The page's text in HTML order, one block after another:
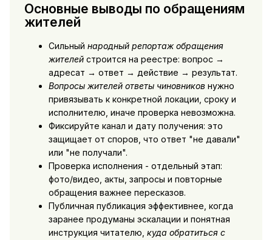
Основные выводы по обращениям
жителей
Сильный народный репортаж обращения
жителейстроится на реестре: вопрос →
адресат → ответ → действие → результат.
Вопросы жителей ответы чиновниковнужно
привязывать к конкретной локации, сроку и
исполнителю, иначе проверка невозможна.
Фиксируйте канал и дату получения: это
защищает от споров, что ответ "не давали"
или "не получали".
Проверка исполнения - отдельный этап:
фото/видео, акты, запросы и повторные
обращения важнее пересказов.
Публичная публикация эффективнее, когда
заранее продуманы эскалации и понятная
инструкция читателю, куда обратиться с